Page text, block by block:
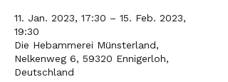
11. Jan. 2023, 17:30 – 15. Feb. 2023,
19:30
Die Hebammerei Münsterland,
Nelkenweg 6, 59320 Ennigerloh,
Deutschland